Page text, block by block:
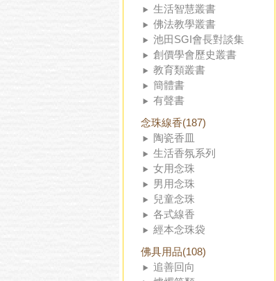
生活智慧叢書
佛法教學叢書
池田SGI會長對談集
創價學會歷史叢書
教育類叢書
簡體書
有聲書
念珠線香(187)
陶瓷香皿
生活香氛系列
女用念珠
男用念珠
兒童念珠
各式線香
經本念珠袋
佛具用品(108)
追善回向